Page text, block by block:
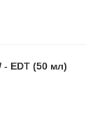
- EDT (50 мл)